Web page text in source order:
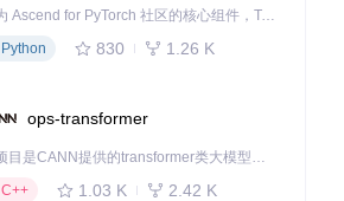
作为 Ascend for PyTorch 社区的核心组件，TorchNPU 是昇腾专为 PyTorch 打造的深度学习适配插件，使 PyTorch 框架能够直接调用昇腾 NPU，为开发者提供昇腾 AI 处理器的超强算力。
Python
830 1.26 K
ops-transformer
本项目是CANN提供的transformer类大模型算子库，实现网络在NPU上加速计算。
C++
1.03 K 2.42 K